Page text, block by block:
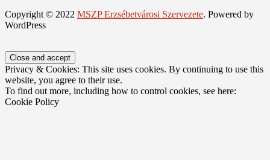
Copyright © 2022 MSZP Erzsébetvárosi Szervezete. Powered by
WordPress
Privacy & Cookies: This site uses cookies. By continuing to use this
website, you agree to their use.
To find out more, including how to control cookies, see here:
Cookie Policy